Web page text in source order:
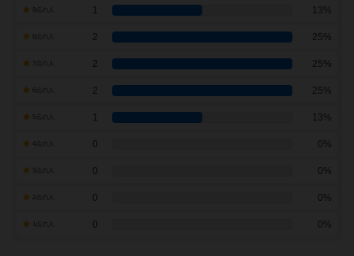
1 13%
2 25%
7点の人 2 25%
2 25%
1 13%
0 0%
0 0%
0 0%
0 0%